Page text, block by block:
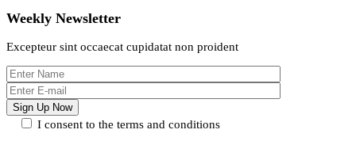
Weekly Newsletter
Excepteur sint occaecat cupidatat non proident
I consent to the terms and conditions